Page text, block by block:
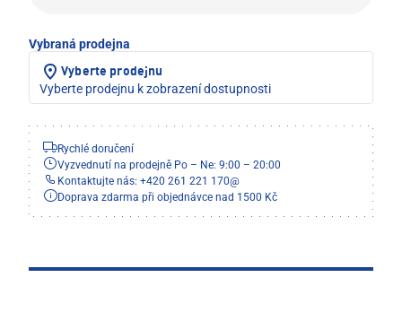
Vybraná prodejna
Vyberte prodejnu
Vyberte prodejnu k zobrazení dostupnosti
Rychlé doručení
Vyzvednutí na prodejně Po – Ne: 9:00 – 20:00
Kontaktujte nás: +420 261 221 170@
Doprava zdarma při objednávce nad 1500 Kč